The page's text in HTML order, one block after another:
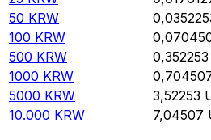
50 KRW
100 KRW
500 KRW 0,352253
1000 KRW
5000 KRW 3,52253
10.000 KRW 7,04507